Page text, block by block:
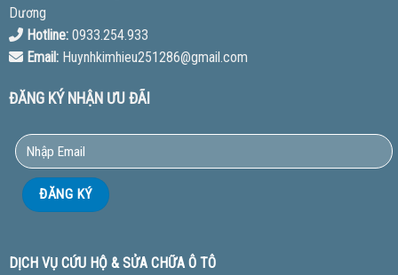
Dương
Hotline:0933.254.933
Email:Huynhkimhieu251286@gmail.com
ĐĂNG KÝ NHẬN ƯU ĐÃI
DỊCH VỤ CỨU HỘ & SỬA CHỮA Ô TÔ